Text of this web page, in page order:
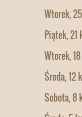
Wtorek,
Piątek, 21
Wtorek,
Środa, 12
Sobota, 8